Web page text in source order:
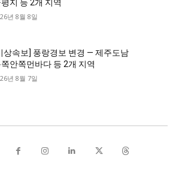
지 등 2개 지역
년 8월 8일
상속보] 풍랑경보 변경 — 제주도남
쪽안쪽먼바다 등 2개 지역
년 8월 7일